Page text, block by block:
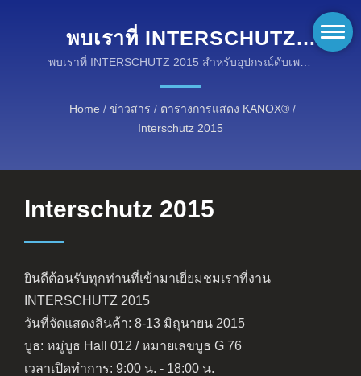
พบเราที่ INTERSCHUTZ
2015 สำหรับอุปกรณ์ดับเพลิง
ล่าสุด! | ผ้าไฟฟ้าป้องกันอัคคี
ภัย KANOX®: โซลูชันที่
พบเราที่ INTERSCHUTZ 2015 สำหรับอุปกรณ์ดับเพลิง
Home / ข่าวสาร / ตารางการแสดง KANOX® /
Interschutz 2015
Interschutz 2015
ยินดีต้อนรับทุกท่านที่เข้ามาเยี่ยมชมเราที่งาน
INTERSCHUTZ 2015
วันที่จัดแสดงสินค้า: 8-13 มิถุนายน 2015
บูธ: หมู่บูธ Hall 012 / หมายเลขบูธ G 76
เวลาเปิดทำการ: 9:00 น. - 18:00 น.